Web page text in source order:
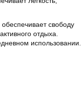
свободу
отдыха.
использовании.